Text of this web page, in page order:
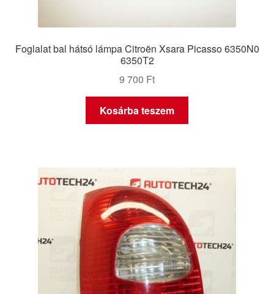
Foglalat bal hátsó lámpa Citroën Xsara Picasso 6350N0
6350T2
9 700 Ft
Kosárba teszem